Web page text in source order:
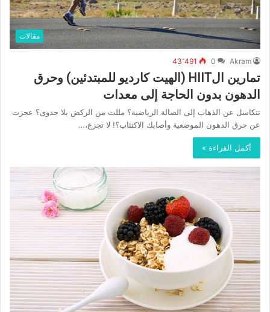
مقالات
Akram
0 43٬491
تمارين الHIIT (الهيت كارديو للمبتدئين) وحرق
الدهون بدون الحاجة إلى معدات
تتكاسل عن الذهاب إلى الصالة الرياضية؟ مللت من الركض بلا جدوى؟ عجزت
عن حرق الدهون الموضعية وأصابك الاكتئاب؟! لا تجزع،…
أكمل القراءة »